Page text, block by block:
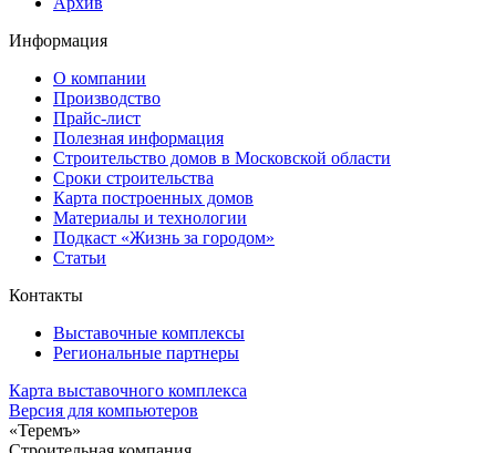
Информация
О компании
Производство
Прайс-лист
Полезная информация
Строительство домов в Московской области
Сроки строительства
Карта построенных домов
Материалы и технологии
Подкаст «Жизнь за городом»
Статьи
Контакты
Выставочные комплексы
Региональные партнеры
Карта выставочного комплекса
Версия для компьютеров
«Теремъ»